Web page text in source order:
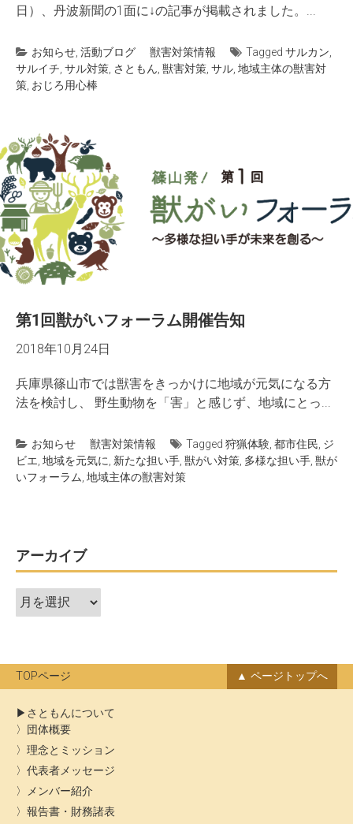
日）、丹波新聞の1面に↓の記事が掲載されました。...
お知らせ 活動ブログ 獣害対策情報 Tagged サルカン
サルイチ サル対策 さともん 獣害対策 サル 地域主体の獣害対
策 おじろ用心棒
第1回獣がいフォーラム開催告知
2018年10月24日
兵庫県篠山市では獣害をきっかけに地域が元気になる方
法を検討し、 野生動物を「害」と感じず、地域にとっ...
お知らせ 獣害対策情報 Tagged 狩猟体験 都市住民 ジ
ビエ 地域を元気に 新たな担い手 獣がい対策 多様な担い手 獣が
いフォーラム 地域主体の獣害対策
アーカイブ
ア
ー
ブ
TOPページ ページトップへ
さともんについて
団体概要
理念とミッション
代表者メッセージ
メンバー紹介
報告書・財務諸表